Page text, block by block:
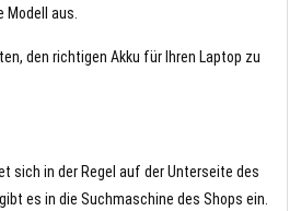
Modell aus.
den richtigen Akku für Ihren Laptop zu
sich in der Regel auf der Unterseite des
es in die Suchmaschine des Shops ein.